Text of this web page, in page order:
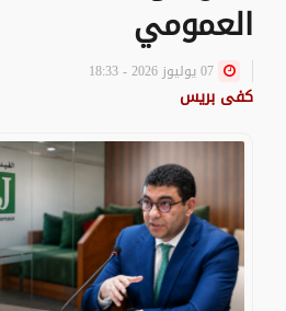
العمومي
كفى بريس